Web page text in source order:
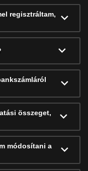
regisztráltam,
összeget,
módosítani a